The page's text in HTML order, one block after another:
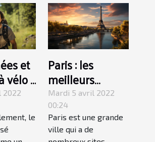
et
vélo :
?
2022
le
Paris : les
meilleurs
endroits à
absolument
visiter
Mardi 5 avril 2022
00:24
Paris est une grande
ville qui a de